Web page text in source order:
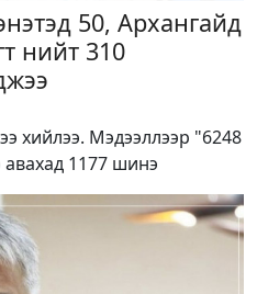
50, Архангайд
нийт 310
хийлээ. Мэдээллээр "6248
1177 шинэ